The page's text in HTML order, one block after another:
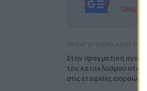
Όλες οι
Στην πραγματική
του κατακλυσμού στη
στις εταιρείες εισροών